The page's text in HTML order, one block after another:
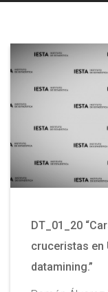
DT_01_20
cruceristas en
datamining.”